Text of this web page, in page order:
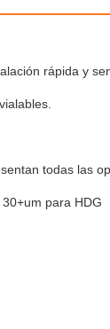
rápida y
todas las
para HDG